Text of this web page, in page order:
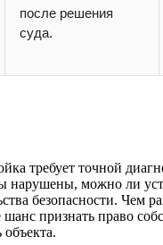
после решения
суда.
требует точной
нарушены, можно ли
безопасности. Чем
признать право